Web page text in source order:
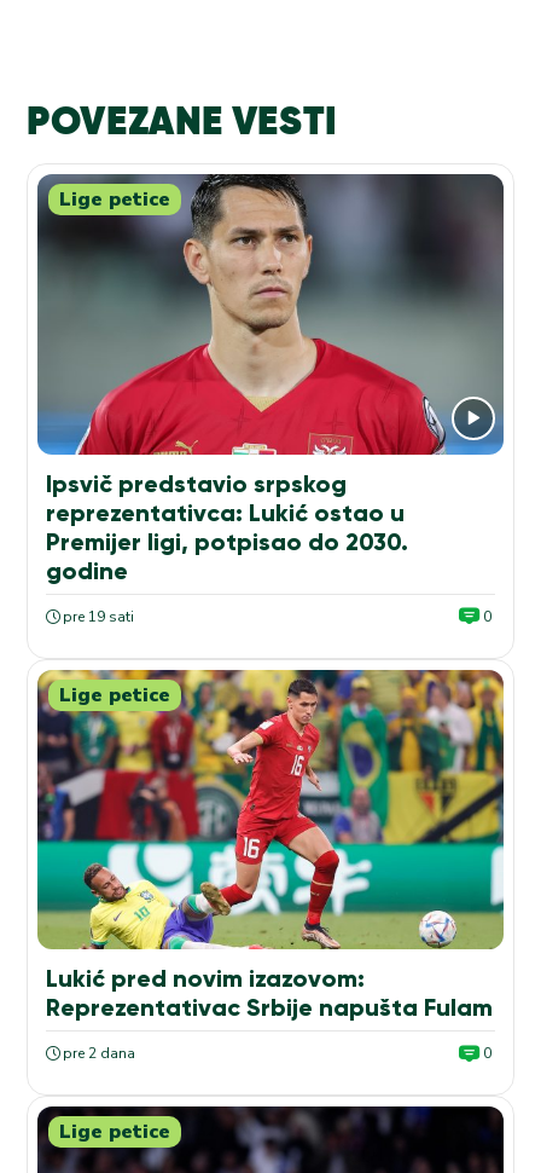
POVEZANE VESTI
Lige petice
Ipsvič predstavio srpskog
reprezentativca: Lukić ostao u
Premijer ligi, potpisao do 2030.
godine
pre 19 sati 0
Lige petice
Lukić pred novim izazovom:
Reprezentativac Srbije napušta Fulam
pre 2 dana 0
Lige petice